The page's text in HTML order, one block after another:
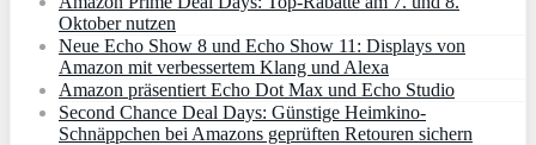
Oktober nutzen
Neue Echo Show 8 und Echo Show 11: Displays von
Amazon mit verbessertem Klang und Alexa
Amazon präsentiert Echo Dot Max und Echo Studio
Second Chance Deal Days: Günstige Heimkino-
Schnäppchen bei Amazons geprüften Retouren sichern